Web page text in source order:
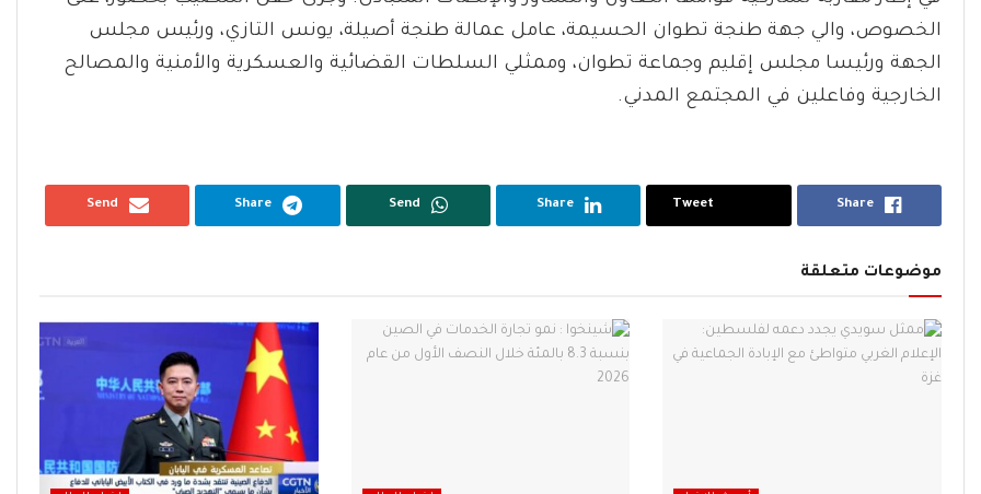
الخصوص، والي جهة طنجة تطوان الحسيمة، عامل عمالة طنجة أصيلة، يونس التازي، ورئيس مجلس
الجهة ورئيسا مجلس إقليم وجماعة تطوان، وممثلي السلطات القضائية والعسكرية والأمنية والمصالح
الخارجية وفاعلين في المجتمع المدني.
Share
Tweet
Share
Send
Share
Send
موضوعات متعلقة